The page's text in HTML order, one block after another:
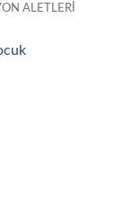
ALETLERI